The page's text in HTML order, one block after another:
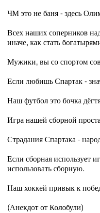
ЧМ это не баня - здесь
Всех наших соперников
иначе, как стать
Мужики, вы со спортом
Если любишь Спартак -
Наш футбол это бочка
Игра нашей сборной
Страдания Спартака -
Если сборная использует
использовать сборную.
Наш хоккей привык к
(Анекдот от Колобули)